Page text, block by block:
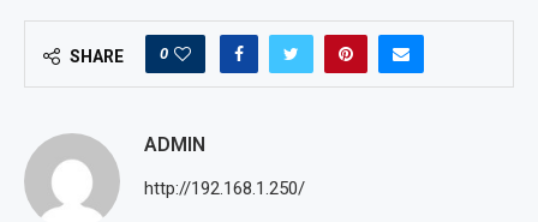
SHARE 0
ADMIN
http://192.168.1.250/